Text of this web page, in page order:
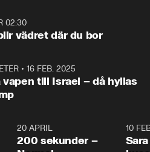
02:30
vädret där du bor
• 16 FEB. 2025
vapen till Israel – då hyllas
4:2320 APRIL
200 sekunder –
10